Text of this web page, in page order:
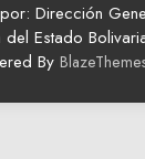
Dirección
Estado
By